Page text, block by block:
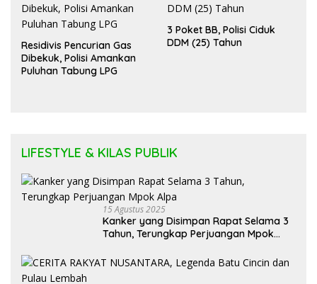
Residivis Pencurian Gas
Dibekuk, Polisi Amankan
Puluhan Tabung LPG
3 Poket BB, Polisi Ciduk
DDM (25) Tahun
LIFESTYLE & KILAS PUBLIK
15 Agustus 2025
Kanker yang Disimpan Rapat Selama 3
Tahun, Terungkap Perjuangan Mpok